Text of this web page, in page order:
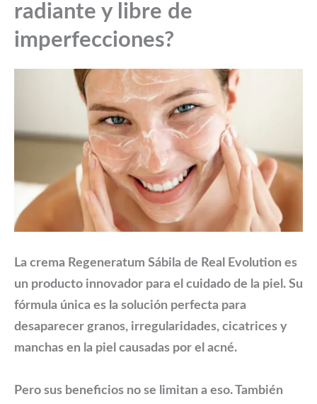
radiante y libre de
imperfecciones?
La crema Regeneratum Sábila de Real Evolution es
un producto innovador para el cuidado de la piel. Su
fórmula única es la solución perfecta para
desaparecer granos, irregularidades, cicatrices y
manchas en la piel causadas por el acné.
Pero sus beneficios no se limitan a eso. También